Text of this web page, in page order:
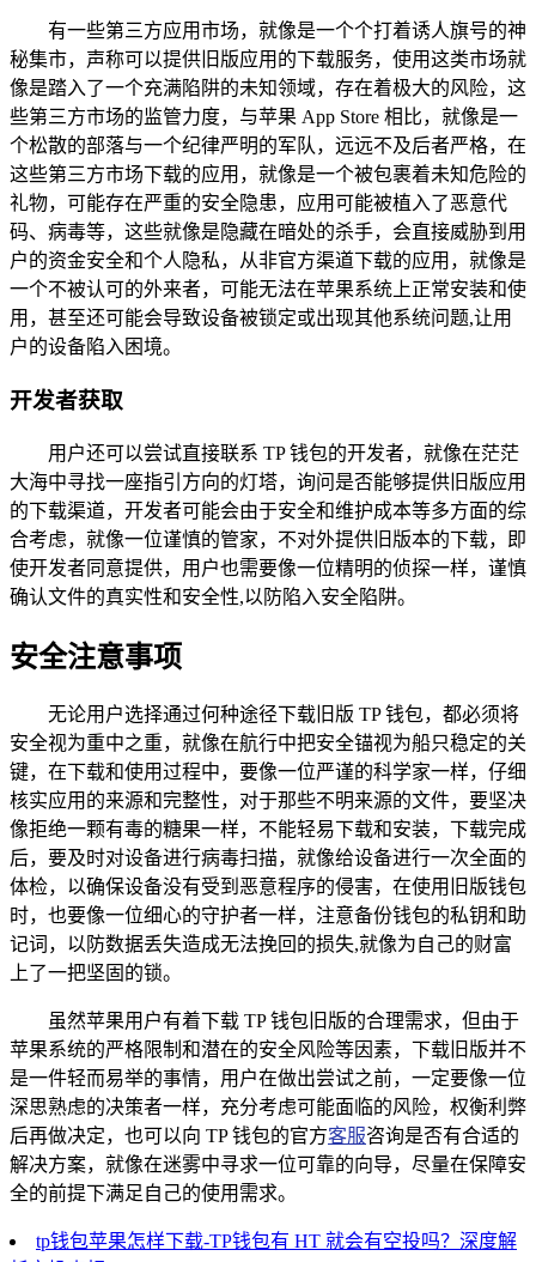
有一些第三方应用市场，就像是一个个打着诱人旗号的神
秘集市，声称可以提供旧版应用的下载服务，使用这类市场就
像是踏入了一个充满陷阱的未知领域，存在着极大的风险，这
些第三方市场的监管力度，与苹果 App Store 相比，就像是一
个松散的部落与一个纪律严明的军队，远远不及后者严格，在
这些第三方市场下载的应用，就像是一个被包裹着未知危险的
礼物，可能存在严重的安全隐患，应用可能被植入了恶意代
码、病毒等，这些就像是隐藏在暗处的杀手，会直接威胁到用
户的资金安全和个人隐私，从非官方渠道下载的应用，就像是
一个不被认可的外来者，可能无法在苹果系统上正常安装和使
用，甚至还可能会导致设备被锁定或出现其他系统问题,让用
户的设备陷入困境。
开发者获取
用户还可以尝试直接联系 TP 钱包的开发者，就像在茫茫
大海中寻找一座指引方向的灯塔，询问是否能够提供旧版应用
的下载渠道，开发者可能会由于安全和维护成本等多方面的综
合考虑，就像一位谨慎的管家，不对外提供旧版本的下载，即
使开发者同意提供，用户也需要像一位精明的侦探一样，谨慎
确认文件的真实性和安全性,以防陷入安全陷阱。
安全注意事项
无论用户选择通过何种途径下载旧版 TP 钱包，都必须将
安全视为重中之重，就像在航行中把安全锚视为船只稳定的关
键，在下载和使用过程中，要像一位严谨的科学家一样，仔细
核实应用的来源和完整性，对于那些不明来源的文件，要坚决
像拒绝一颗有毒的糖果一样，不能轻易下载和安装，下载完成
后，要及时对设备进行病毒扫描，就像给设备进行一次全面的
体检，以确保设备没有受到恶意程序的侵害，在使用旧版钱包
时，也要像一位细心的守护者一样，注意备份钱包的私钥和助
记词，以防数据丢失造成无法挽回的损失,就像为自己的财富
上了一把坚固的锁。
虽然苹果用户有着下载 TP 钱包旧版的合理需求，但由于
苹果系统的严格限制和潜在的安全风险等因素，下载旧版并不
是一件轻而易举的事情，用户在做出尝试之前，一定要像一位
深思熟虑的决策者一样，充分考虑可能面临的风险，权衡利弊
后再做决定，也可以向 TP 钱包的官方客服咨询是否有合适的
解决方案，就像在迷雾中寻求一位可靠的向导，尽量在保障安
全的前提下满足自己的使用需求。
tp钱包苹果怎样下载-TP钱包有 HT 就会有空投吗？深度解